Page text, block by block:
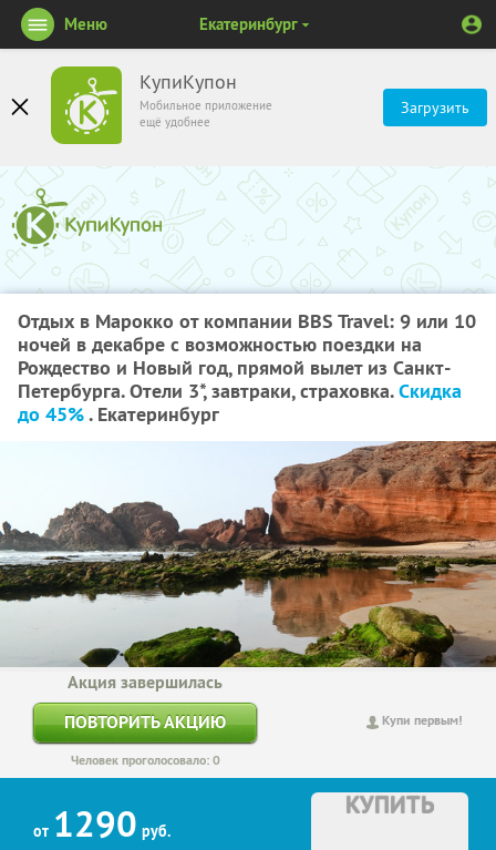
КупиКупон
Мобильное приложение
ещё удобнее
Загрузить
Меню Екатеринбург
Отдых в Марокко от компании BBS Travel: 9 или 10
ночей в декабре с возможностью поездки на
Рождество и Новый год, прямой вылет из Санкт-
Петербурга. Отели 3*, завтраки, страховка.Скидка
до 45%. Екатеринбург
Купи первым!
Акция завершилась
ПОВТОРИТЬ АКЦИЮ
Человек проголосовало: 0
от 1290 руб.
КУПИТЬ